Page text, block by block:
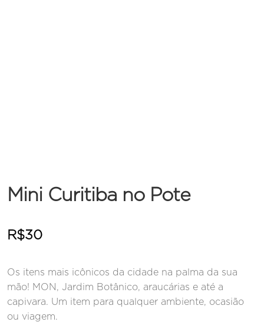
Mini Curitiba no Pote
R$30
Os itens mais icônicos da cidade na palma da sua
mão! MON, Jardim Botânico, araucárias e até a
capivara. Um item para qualquer ambiente, ocasião
ou viagem.